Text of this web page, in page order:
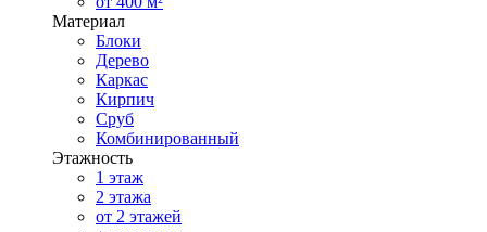
Материал
Блоки
Дерево
Каркас
Кирпич
Сруб
Комбинированный
Этажность
1 этаж
2 этажа
от 2 этажей